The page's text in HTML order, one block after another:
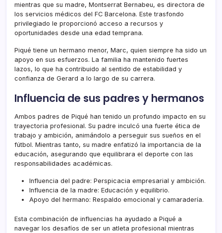
mientras que su madre, Montserrat Bernabeu, es directora de
los servicios médicos del FC Barcelona. Este trasfondo
privilegiado le proporcionó acceso a recursos y
oportunidades desde una edad temprana.
Piqué tiene un hermano menor, Marc, quien siempre ha sido un
apoyo en sus esfuerzos. La familia ha mantenido fuertes
lazos, lo que ha contribuido al sentido de estabilidad y
confianza de Gerard a lo largo de su carrera.
Influencia de sus padres y hermanos
Ambos padres de Piqué han tenido un profundo impacto en su
trayectoria profesional. Su padre inculcó una fuerte ética de
trabajo y ambición, animándolo a perseguir sus sueños en el
fútbol. Mientras tanto, su madre enfatizó la importancia de la
educación, asegurando que equilibrara el deporte con las
responsabilidades académicas.
Influencia del padre: Perspicacia empresarial y ambición.
Influencia de la madre: Educación y equilibrio.
Apoyo del hermano: Respaldo emocional y camaradería.
Esta combinación de influencias ha ayudado a Piqué a
navegar los desafíos de ser un atleta profesional mientras